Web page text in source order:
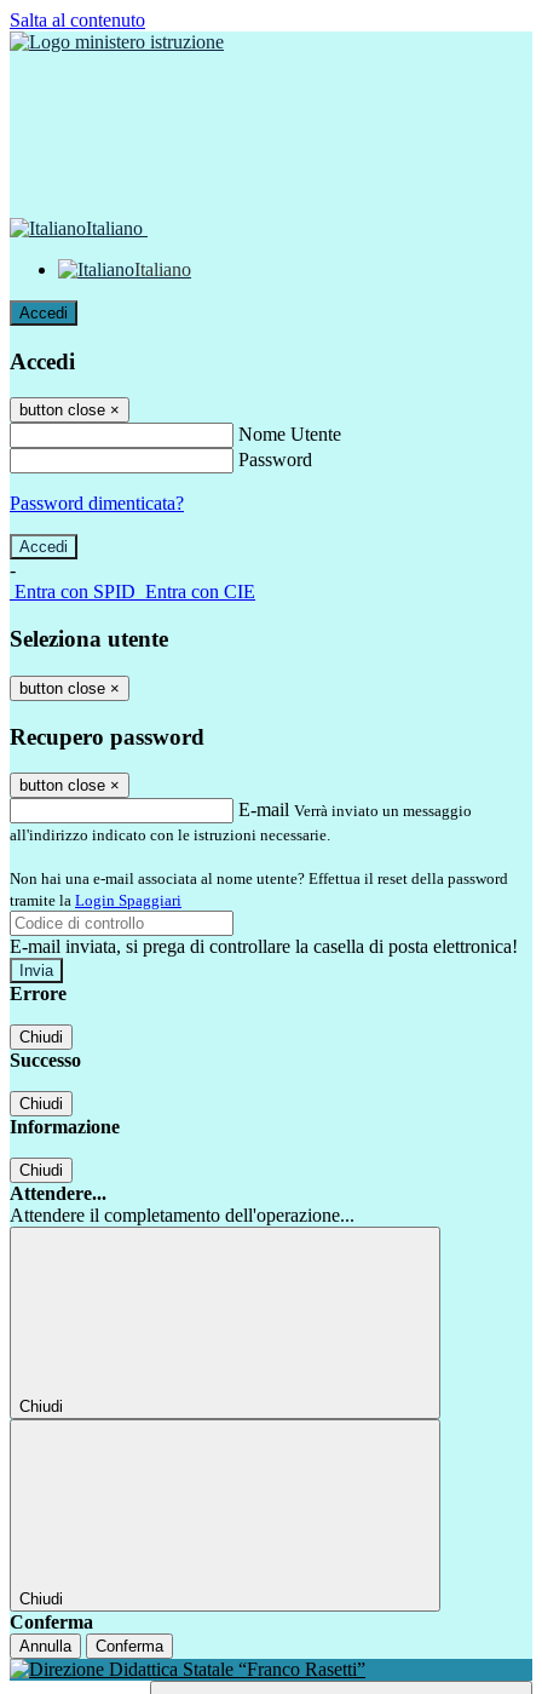
Salta al contenuto
Italiano
Italiano
Accedi
Accedi
button close ×
Nome Utente
Password
Password dimenticata?
-
Entra con SPID Entra con CIE
Seleziona utente
button close ×
Recupero password
button close ×
E-mail Verrà inviato un messaggio
all'indirizzo indicato con le istruzioni necessarie.
Non hai una e-mail associata al nome utente? Effettua il reset della password
tramite la Login Spaggiari
E-mail inviata, si prega di controllare la casella di posta elettronica!
Errore
Chiudi
Successo
Chiudi
Informazione
Chiudi
Attendere...
Attendere il completamento dell'operazione...
Chiudi
Chiudi
Conferma
Annulla Conferma